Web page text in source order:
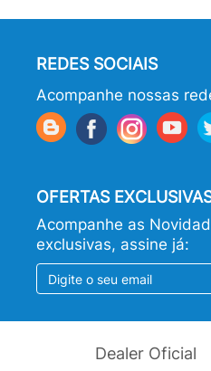
REDES SOCIAIS
Acompanhe nossas
OFERTAS
Acompanhe as
exclusivas, assine já:
Dealer Oficial